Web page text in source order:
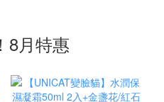
8月特惠